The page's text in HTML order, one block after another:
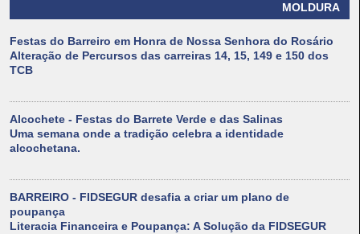
MOLDURA
Festas do Barreiro em Honra de Nossa Senhora do Rosário
Alteração de Percursos das carreiras 14, 15, 149 e 150 dos
TCB
Alcochete - Festas do Barrete Verde e das Salinas
Uma semana onde a tradição celebra a identidade
alcochetana.
BARREIRO - FIDSEGUR desafia a criar um plano de
poupança
Literacia Financeira e Poupança: A Solução da FIDSEGUR